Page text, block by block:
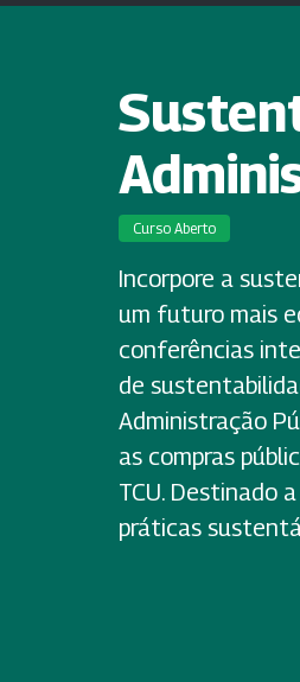
Curso Aberto
Incorpore a
um futuro mais
conferências
de
Administração
as compras
TCU. Destinado
práticas